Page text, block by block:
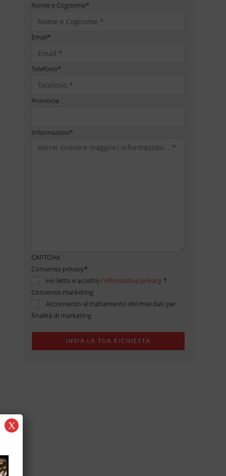
Nome e Cognome*
Email*
Telefono*
Provincia
Informazioni*
CAPTCHA
Consenso privacy*
Ho letto e accetto l'informativa privacy *
Consenso marketing
Acconsento al trattamento dei miei dati per
finalità di marketing
X